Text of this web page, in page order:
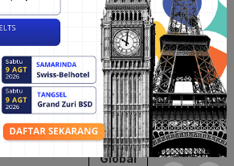
sebagai berikut:
Top di Amerika Versi
Rankings 2023
Peringkat
Global